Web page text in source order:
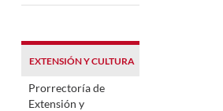
EXTENSIÓN Y CULTURA
Prorrectoría de
Extensión y